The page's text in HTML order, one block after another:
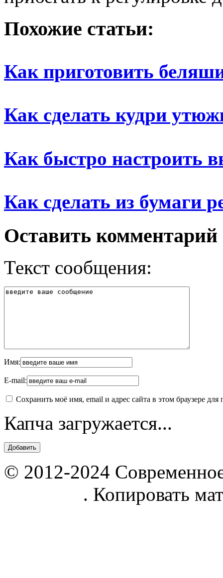
Похожие статьи:
Как приготовить
Как сделать кудри
Как быстро настроить
Как сделать из бумаги
Оставить комментарий
Текст сообщения:
Имя:
E-mail:
Сохранить моё имя, email и адрес сайта в этом браузере
Капча загружается...
© 2012-2024
. Копировать